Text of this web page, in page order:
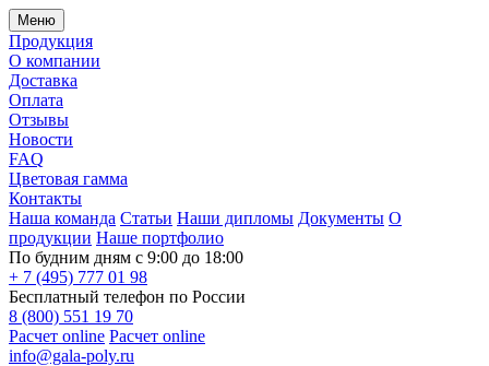
Меню
Продукция
О компании
Доставка
Оплата
Отзывы
Новости
FAQ
Цветовая гамма
Контакты
Наша команда Статьи Наши дипломы Документы О
продукции Наше портфолио
По будним дням с 9:00 до 18:00
+ 7 (495) 777 01 98
Бесплатный телефон по России
8 (800) 551 19 70
Расчет online Расчет online
info@gala-poly.ru